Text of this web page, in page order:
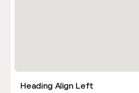
Heading Align Left